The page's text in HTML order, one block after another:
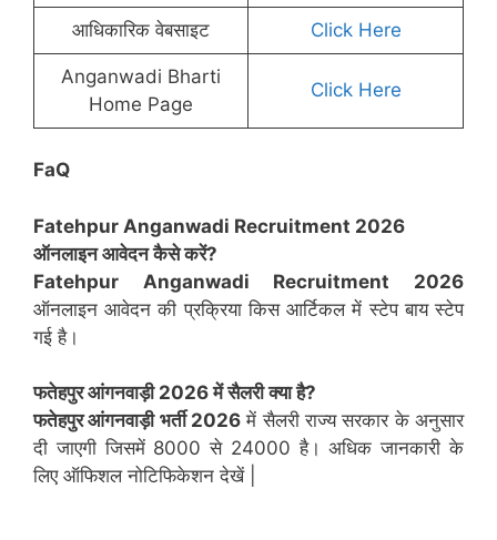
आधिकारिक वेबसाइट Click Here
Anganwadi Bharti
Home Page
Click Here
FaQ
Fatehpur Anganwadi Recruitment 2026
ऑनलाइन आवेदन कैसे करें?
Fatehpur Anganwadi Recruitment 2026
ऑनलाइन आवेदन की प्रक्रिया किस आर्टिकल में स्टेप बाय स्टेप
गई है।
फतेहपुरआंगनवाड़ी 2026 में सैलरी क्या है?
फतेहपुर आंगनवाड़ी भर्ती 2026 में सैलरी राज्य सरकार के अनुसार
दी जाएगी जिसमें 8000 से 24000 है। अधिक जानकारी के
लिए ऑफिशल नोटिफिकेशन देखें |